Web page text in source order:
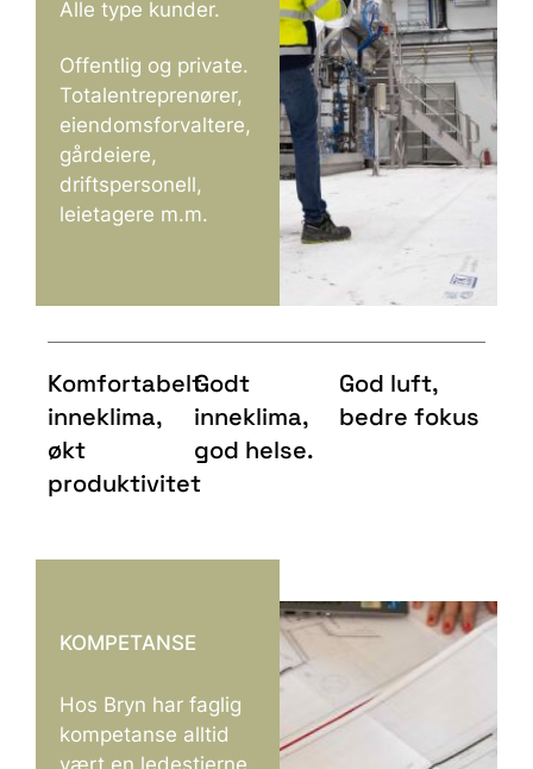
Alle type kunder.
Offentlig og private.
Totalentreprenører,
eiendomsforvaltere,
gårdeiere,
driftspersonell,
leietagere m.m.
Komfortabelt
inneklima,
økt
produktivitet
Godt
inneklima,
god helse.
God luft,
bedre fokus
KOMPETANSE
Hos Bryn har faglig
kompetanse alltid
vært en ledestjerne.